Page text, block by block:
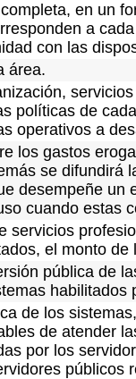
en un
a
con las
área.
políticas de
operativos a
los gastos
se difundirá
desempeñe
cuando estas
servicios
el monto
pública de
de los
de atender
por los
públicos